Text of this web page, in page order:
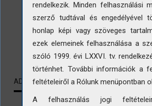
LETÖLTÉS
ADATLAP KAPCSOLÓDÓ TARTALMAK
rendelkezik. Minden felhasználási
szerző tudtával és engedélyével
honlap képi vagy szöveges
ezek elemeinek felhasználása a
szóló 1999. évi LXXVI. tv.
történhet. További információk a
feltételeiről a Rólunk menüpontban
A felhasználás jogi